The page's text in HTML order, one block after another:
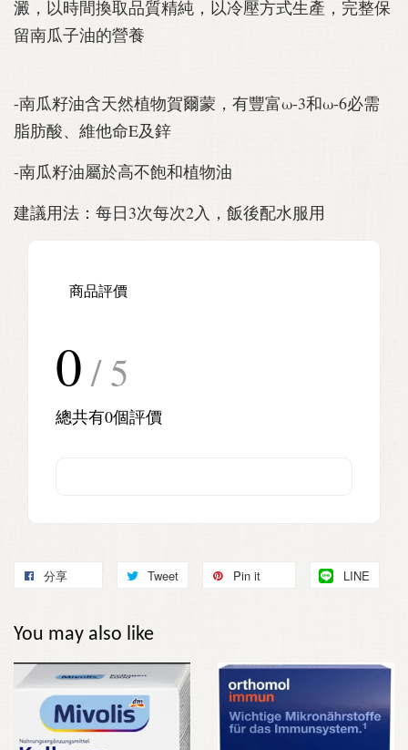
澱，以時間換取品質精純，以冷壓方式生產，完整保
留南瓜子油的營養
-南瓜籽油含天然植物賀爾蒙，有豐富ω-3和ω-6必需
脂肪酸、維他命E及鋅
-南瓜籽油屬於高不飽和植物油
建議用法：每日3次每次2入，飯後配水服用
商品評價
0 / 5
總共有0個評價
分享 Tweet Pin it LINE
You may also like